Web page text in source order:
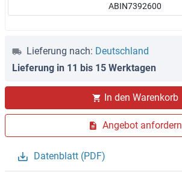
ABIN7392600
Lieferung nach: Deutschland
Lieferung in 11 bis 15 Werktagen
In den Warenkorb
Angebot anfordern
Datenblatt (PDF)